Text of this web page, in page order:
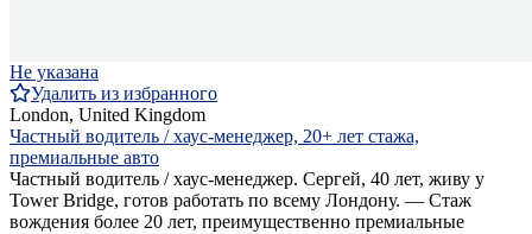
Не указана
Удалить из избранного
London, United Kingdom
Частный водитель / хаус-менеджер, 20+ лет стажа,
премиальные авто
Частный водитель / хаус-менеджер. Сергей, 40 лет, живу у
Tower Bridge, готов работать по всему Лондону. — Стаж
вождения более 20 лет, преимущественно премиальные